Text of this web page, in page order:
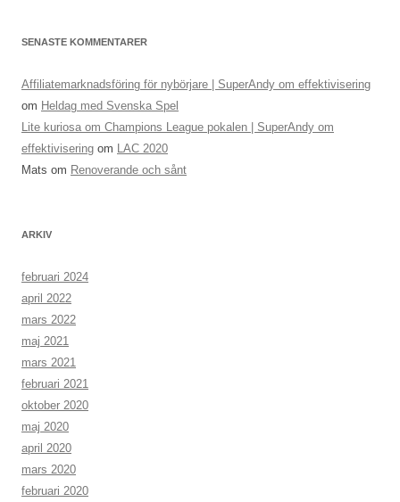
SENASTE KOMMENTARER
Affiliatemarknadsföring för nybörjare | SuperAndy om effektivisering
om Heldag med Svenska Spel
Lite kuriosa om Champions League pokalen | SuperAndy om
effektivisering om LAC 2020
Mats om Renoverande och sånt
ARKIV
februari 2024
april 2022
mars 2022
maj 2021
mars 2021
februari 2021
oktober 2020
maj 2020
april 2020
mars 2020
februari 2020